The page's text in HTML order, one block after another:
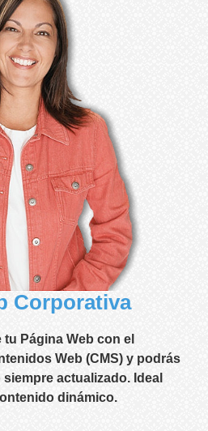
Corporativa
Página Web con el
Web (CMS) y podrás
actualizado. Ideal
dinámico.